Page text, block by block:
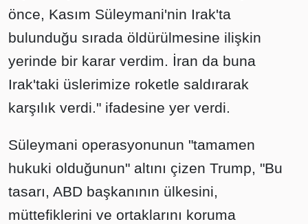
önce, Kasım Süleymani'nin Irak'ta
bulunduğu sırada öldürülmesine ilişkin
yerinde bir karar verdim. İran da buna
Irak'taki üslerimize roketle saldırarak
karşılık verdi." ifadesine yer verdi.
Süleymani operasyonunun "tamamen
hukuki olduğunun" altını çizen Trump, "Bu
tasarı, ABD başkanının ülkesini,
müttefiklerini ve ortaklarını koruma